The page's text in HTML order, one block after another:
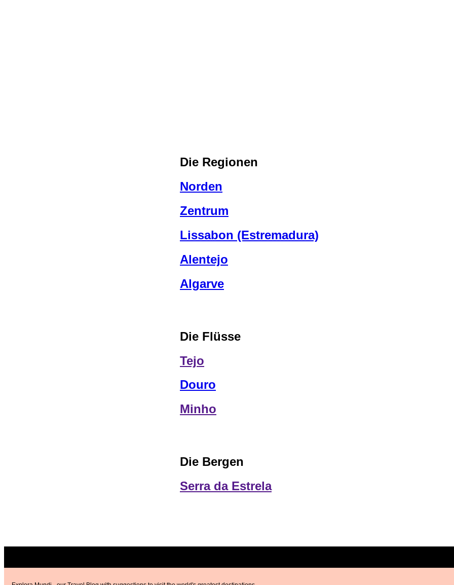
Die Regionen
Norden
Zentrum
Lissabon (Estremadura)
Alentejo
Algarve
Die Flüsse
Tejo
Douro
Minho
Die Bergen
Serra da Estrela